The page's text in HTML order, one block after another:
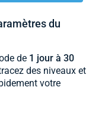
du
de 1 jour à 30
des niveaux et
votre